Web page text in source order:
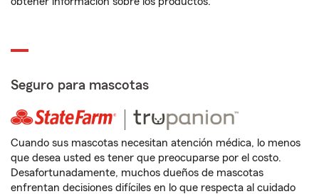
Seguro para mascotas
Cuando sus mascotas necesitan atención médica, lo menos
que desea usted es tener que preocuparse por el costo.
Desafortunadamente, muchos dueños de mascotas
enfrentan decisiones difíciles en lo que respecta al cuidado